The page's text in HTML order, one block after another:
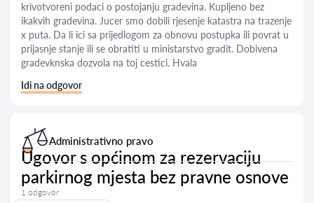
krivotvoreni podaci o postojanju gradevina. Kupljeno bez
ikakvih gradevina. Jucer smo dobili rjesenje katastra na trazenje
x puta. Da li ici sa prijedlogom za obnovu postupka ili povrat u
prijasnje stanje ili se obratiti u ministarstvo gradit. Dobivena
gradevknska dozvola na toj cestici. Hvala
Idi na odgovor
Administrativno pravo
Ugovor s općinom za rezervaciju
parkirnog mjesta bez pravne osnove
1 odgovor